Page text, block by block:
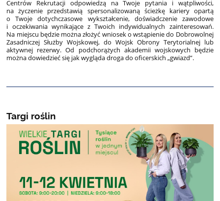
Centrów Rekrutacji odpowiedzą na Twoje pytania i wątpliwości,
na życzenie przedstawią spersonalizowaną ścieżkę kariery opartą
o Twoje dotychczasowe wykształcenie, doświadczenie zawodowe
i oczekiwania wynikające z Twoich indywidualnych zainteresowań.
Na miejscu będzie można złożyć wniosek o wstąpienie do Dobrowolnej
Zasadniczej Służby Wojskowej, do Wojsk Obrony Terytorialnej lub
aktywnej rezerwy. Od podchorążych akademii wojskowych będzie
można dowiedzieć się jak wygląda droga do oficerskich „gwiazd”.
Targi roślin